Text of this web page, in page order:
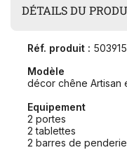
DÉTAILS DU
Réf. produit :
Modèle
décor chêne Artisan
Equipement
2 portes
2 tablettes
2 barres de penderie